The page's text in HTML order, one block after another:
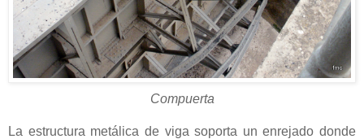
Compuerta
La estructura metálica de viga soporta un enrejado donde